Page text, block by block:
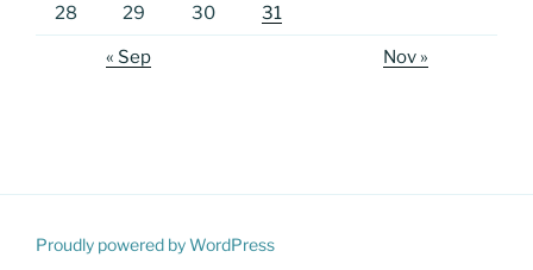
28 29 30 31
« Sep Nov »
Proudly powered by WordPress